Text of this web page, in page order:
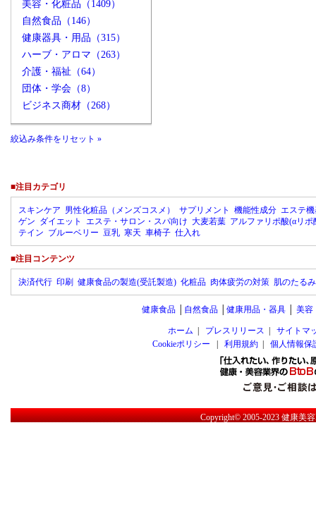
美容・化粧品（1409）
自然食品（146）
健康器具・用品（315）
ハーブ・アロマ（263）
介護・福祉（64）
団体・学会（8）
ビジネス商材（268）
絞込み条件をリセット »
■注目カテゴリ
スキンケア 男性化粧品（メンズコスメ） サプリメント 機能性成分 エステ
ゲン ダイエット エステ・サロン・スパ向け 大麦若葉 アルファリポ酸(αリポ
テイン ブルーベリー 豆乳 寒天 車椅子 仕入れ
■注目コンテンツ
決済代行 印刷 健康食品の製造(受託製造) 化粧品 肉体疲労の対策 肌のたる
健康食品│ 自然食品│ 健康用品・器具│ 美容
ホーム プレスリリース
サイトマ
Cookieポリシー
利用規約| 個人情報保
Copyright© 2005-2023健康美